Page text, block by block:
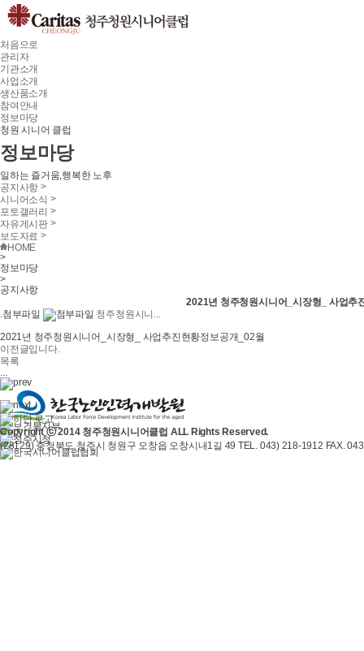
처음으로
관리자
기관소개
사업소개
생산품소개
참여안내
정보마당
청원 시니어 클럽
정보마당
일하는 즐거움,행복한 노후
공지사항 >
시니어소식 >
포토갤러리 >
자유게시판>
보도자료 >
HOME
>
정보마당
>
공지사항
2021년 청주청원시니어_시장형_ 사업추
.첨부파일
청주청원시니...
2021년 청주청원시니어_시장형_ 사업추진현황정보공개_02월
이전글입니다.
목록
Copyright ⓒ 2014 청주청원시니어클럽 ALL Rights Reserved.
(28129) 충청북도 청주시 청원구 오창읍 오창시내1길 49 TEL. 043) 218-1912 FAX.